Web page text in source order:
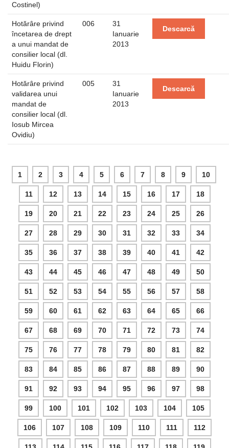
Costinel)
Hotărâre privind
încetarea de drept
a unui mandat de
consilier local (dl.
Huidu Florin)
006
31
Ianuarie
2013
Descarcă
Hotărâre privind
validarea unui
mandat de
consilier local (dl.
Iosub Mircea
Ovidiu)
005
31
Ianuarie
2013
Descarcă
1 2 3 4 5 6 7 8 9 10
11 12 13 14 15 16 17 18
19 20 21 22 23 24 25 26
27 28 29 30 31 32 33 34
35 36 37 38 39 40 41 42
43 44 45 46 47 48 49 50
51 52 53 54 55 56 57 58
59 60 61 62 63 64 65 66
67 68 69 70 71 72 73 74
75 76 77 78 79 80 81 82
83 84 85 86 87 88 89 90
91 92 93 94 95 96 97 98
99 100 101 102 103 104 105
106 107 108 109 110 111 112